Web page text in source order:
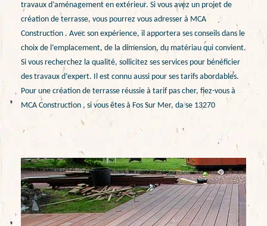
travaux d’aménagement en extérieur. Si vous avez un projet de
création de terrasse, vous pourrez vous adresser à MCA
Construction . Avec son expérience, il apportera ses conseils dans le
choix de l’emplacement, de la dimension, du matériau qui convient.
Si vous recherchez la qualité, sollicitez ses services pour bénéficier
des travaux d’expert. Il est connu aussi pour ses tarifs abordables.
Pour une création de terrasse réussie à tarif pas cher, fiez-vous à
MCA Construction , si vous êtes à Fos Sur Mer, da se 13270